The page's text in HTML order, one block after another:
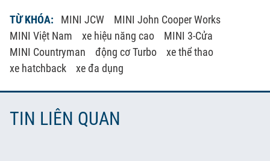
TỪ KHÓA: MINI JCW
MINI John Cooper Works
MINI Việt Nam
xe hiệu năng cao
MINI 3-Cửa
MINI Countryman
động cơ Turbo
xe thể thao
xe hatchback
xe đa dụng
TIN LIÊN QUAN